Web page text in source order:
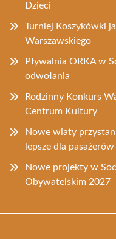
Dzieci
Turniej Koszykówki
Warszawskiego
Pływalnia ORKA w
odwołania
Rodzinny Konkurs
Centrum Kultury
Nowe wiaty
lepsze dla pasażerów
Nowe projekty w
Obywatelskim 2027